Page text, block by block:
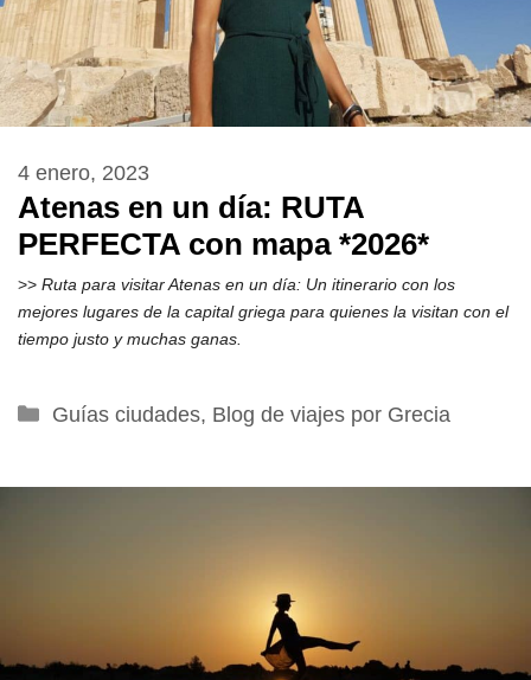
Atenas en un día: RUTA
PERFECTA con mapa *2026*
4 enero, 2023
>> Ruta para visitar Atenas en un día: Un itinerario con los
mejores lugares de la capital griega para quienes la visitan con el
tiempo justo y muchas ganas.
Categorías
Guías ciudades, Blog de viajes por Grecia